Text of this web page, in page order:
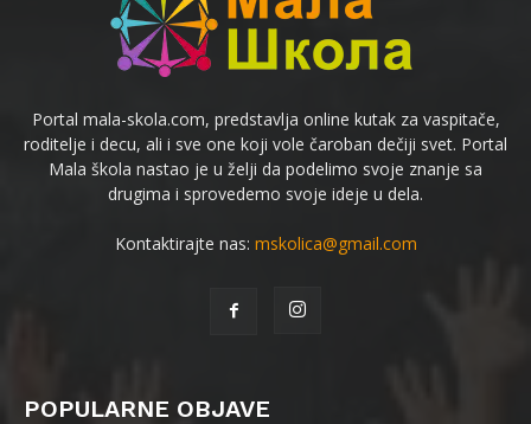
Portal mala-skola.com, predstavlja online kutak za vaspitače,
roditelje i decu, ali i sve one koji vole čaroban dečiji svet. Portal
Mala škola nastao je u želji da podelimo svoje znanje sa
drugima i sprovedemo svoje ideje u dela.
Kontaktirajte nas: mskolica@gmail.com
POPULARNE OBJAVE